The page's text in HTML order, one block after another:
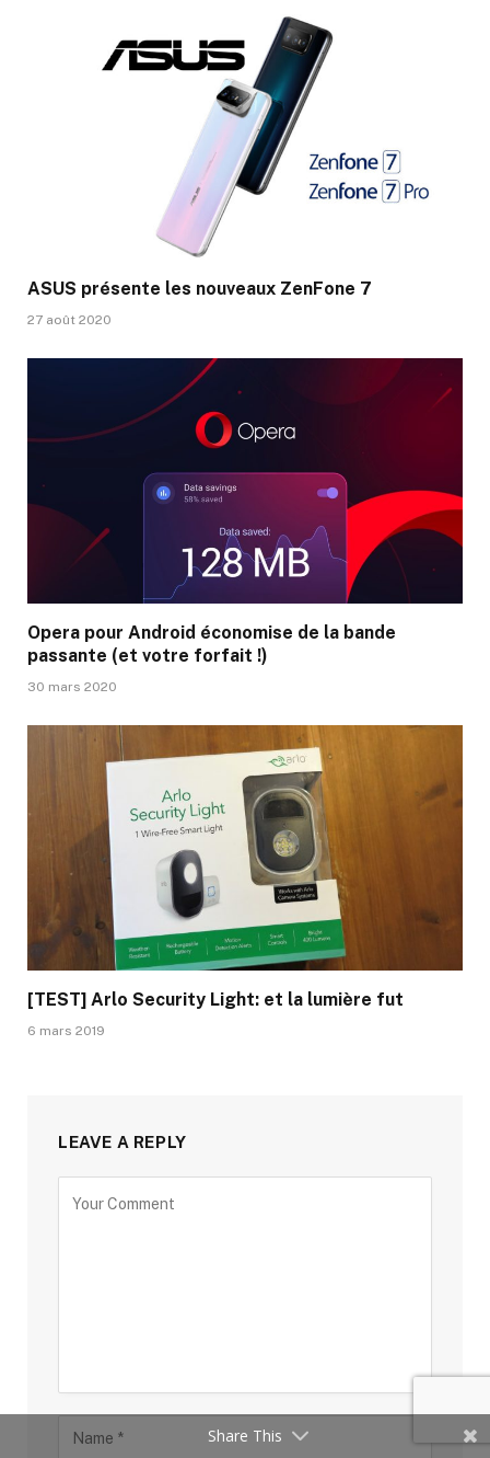
ASUS présente les nouveaux ZenFone 7
27 août 2020
Opera pour Android économise de la bande
passante (et votre forfait !)
30 mars 2020
[TEST] Arlo Security Light: et la lumière fut
6 mars 2019
LEAVE A REPLY
Share This